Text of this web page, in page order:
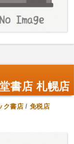
書店 札幌店
ク書店/免税店